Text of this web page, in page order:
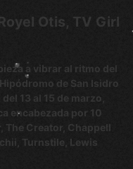
Otis, TV Girl
a vibrar al ritmo del
de San Isidro
13 al 15 de marzo,
encabezada por 10
The Creator, Chappell
Turnstile, Lewis